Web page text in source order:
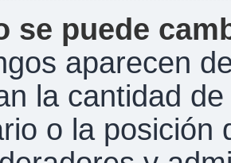
se puede
aparecen
la cantidad
o la posición